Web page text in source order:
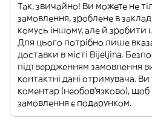
Так, звичайно! Ви можете не
замовлення, зроблене в
комусь іншому, але й зробити
Для цього потрібно лише
доставки в місті Bijeljina.
підтвердженням замовлення
контактні дані отримувача.
коментар (необов'язково), щоб
замовлення є подарунком.